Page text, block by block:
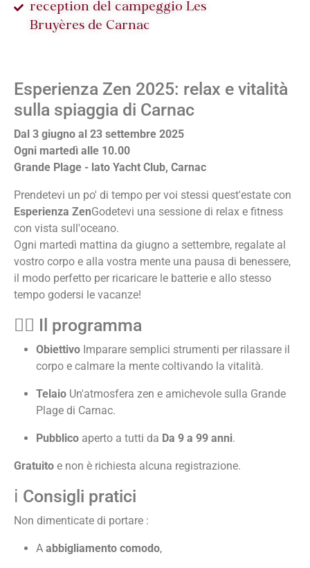
reception del campeggio Les
Bruyères de Carnac
Esperienza Zen 2025: relax e vitalità
sulla spiaggia di Carnac
Dal 3 giugno al 23 settembre 2025
Ogni martedì alle 10.00
Grande Plage - lato Yacht Club, Carnac
Prendetevi un po' di tempo per voi stessi quest'estate con
Esperienza ZenGodetevi una sessione di relax e fitness
con vista sull'oceano.
Ogni martedì mattina da giugno a settembre, regalate al
vostro corpo e alla vostra mente una pausa di benessere,
il modo perfetto per ricaricare le batterie e allo stesso
tempo godersi le vacanze!
🧘‍♀️ Il programma
Obiettivo Imparare semplici strumenti per rilassare il
corpo e calmare la mente coltivando la vitalità.
Telaio Un'atmosfera zen e amichevole sulla Grande
Plage di Carnac.
Pubblico aperto a tutti da Da 9 a 99 anni.
Gratuito e non è richiesta alcuna registrazione.
ℹ️ Consigli pratici
Non dimenticate di portare :
A abbigliamento comodo,